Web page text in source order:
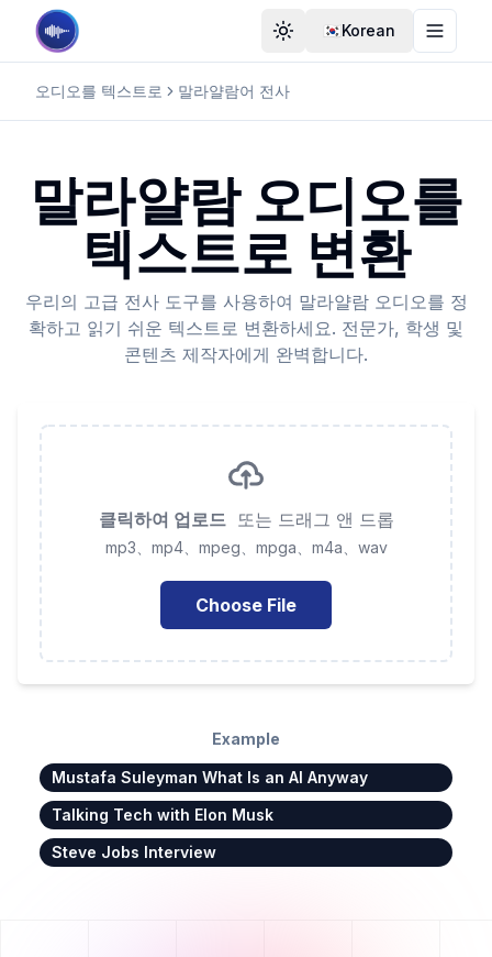
테마 전환🇰🇷Korean 테마 전
오디오를 텍스트로 말라얄람어 전사
말라얄람 오디오를
텍스트로 변환
우리의 고급 전사 도구를 사용하여 말라얄람 오디오를 정
확하고 읽기 쉬운 텍스트로 변환하세요. 전문가, 학생 및
콘텐츠 제작자에게 완벽합니다.
클릭하여 업로드 또는 드래그 앤 드롭
mp3、mp4、mpeg、mpga、m4a、wav
Choose File
Example
Mustafa Suleyman What Is an AI Anyway
Talking Tech with Elon Musk
Steve Jobs Interview